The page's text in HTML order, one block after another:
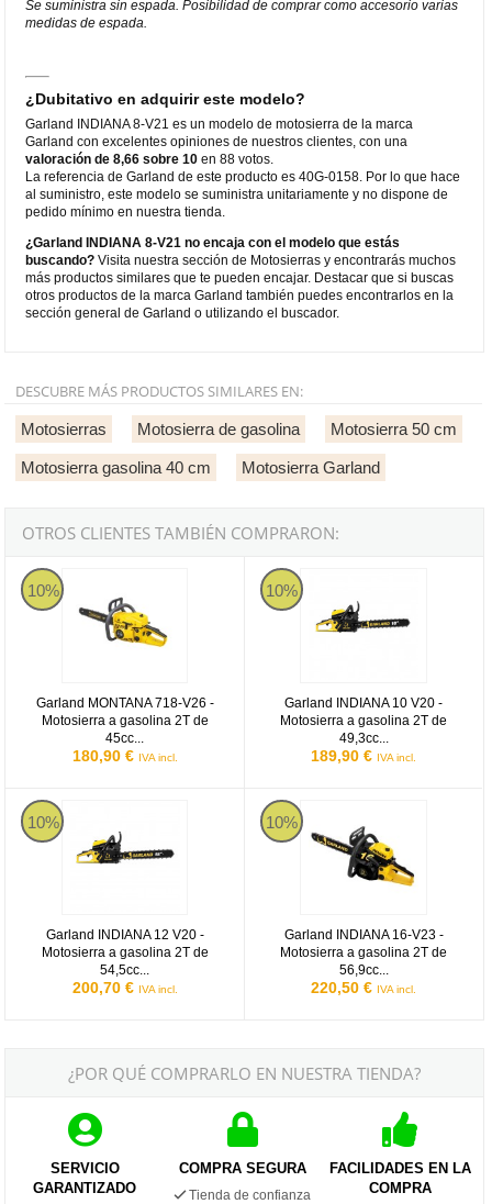
Se suministra sin espada. Posibilidad de comprar como accesorio varias
medidas de espada.
¿Dubitativo en adquirir este modelo?
Garland INDIANA 8-V21 es un modelo de motosierra de la marca
Garland con excelentes opiniones de nuestros clientes, con una
valoración de 8,66 sobre 10 en 88 votos.
La referencia de Garland de este producto es 40G-0158. Por lo que hace
al suministro, este modelo se suministra unitariamente y no dispone de
pedido mínimo en nuestra tienda.
¿Garland INDIANA 8-V21 no encaja con el modelo que estás
buscando? Visita nuestra sección de Motosierras y encontrarás muchos
más productos similares que te pueden encajar. Destacar que si buscas
otros productos de la marca Garland también puedes encontrarlos en la
sección general de Garland o utilizando el buscador.
DESCUBRE MÁS PRODUCTOS SIMILARES EN:
Motosierras Motosierra de gasolina Motosierra 50 cm
Motosierra gasolina 40 cm Motosierra Garland
OTROS CLIENTES TAMBIÉN COMPRARON:
10%
Garland MONTANA 718-V26 -
Motosierra a gasolina 2T de
45cc...
180,90 € IVA incl.
Garland MONTANA 718-V26
10%
Garland INDIANA 10 V20 -
Motosierra a gasolina 2T de
49,3cc...
189,90 € IVA incl.
Garland INDIANA 10
10%
Garland INDIANA 12 V20 -
Motosierra a gasolina 2T de
54,5cc...
200,70 € IVA incl.
Garland INDIANA 12
10%
Garland INDIANA 16-V23 -
Motosierra a gasolina 2T de
56,9cc...
220,50 € IVA incl.
Garland INDIANA 16-V23
¿POR QUÉ COMPRARLO EN NUESTRA TIENDA?
SERVICIO
GARANTIZADO
COMPRA SEGURA
Tienda de confianza
FACILIDADES EN LA
COMPRA